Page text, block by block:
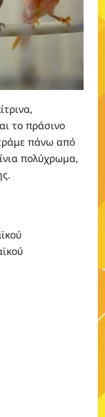
το πράσινο
πάνω από
πολύχρωμα,